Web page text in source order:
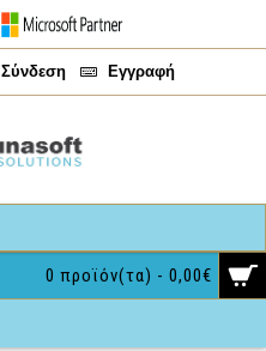
Σύνδεση Εγγραφή
0 προϊόν(τα) - 0,00€